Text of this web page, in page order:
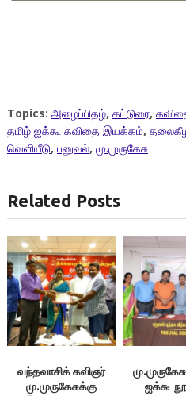
Topics: அழைப்பிதழ், கட்டுரை,
தமிழ் ஐக்கூ கவிதை இயக்கம்,
வெளியீடு, பனுவல், மு.முருகேசு
Related Posts
வந்தவாசிக் கவிஞர்
மு.முருகேசுக்கு
ஐக்கூ